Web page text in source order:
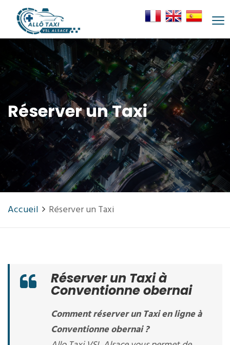
Réserver un Taxi
Accueil Réserver un Taxi
Réserver un Taxi à
Conventionne obernai
Comment réserver un Taxi en ligne à
Conventionne obernai ?